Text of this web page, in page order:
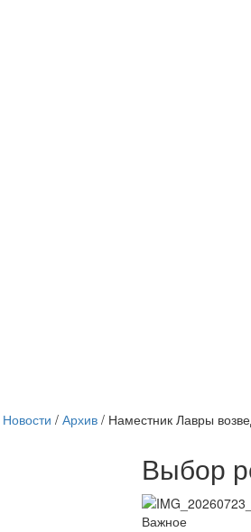
12 сентября 2015
12 сентября 2015
Новости / Архив/ Наместник Лавры
Выбор
Важное